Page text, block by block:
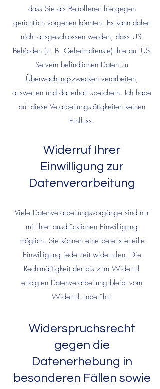
dass Sie als Betroffener hiergegen
gerichtlich vorgehen könnten. Es kann daher
nicht ausgeschlossen werden, dass US-
Behörden (z. B. Geheimdienste) Ihre auf US-
Servern befindlichen Daten zu
Überwachungszwecken verarbeiten,
auswerten und dauerhaft speichern. Ich habe
auf diese Verarbeitungstätigkeiten keinen
Einfluss.
Widerruf Ihrer
Einwilligung zur
Datenverarbeitung
Viele Datenverarbeitungsvorgänge sind nur
mit Ihrer ausdrücklichen Einwilligung
möglich. Sie können eine bereits erteilte
Einwilligung jederzeit widerrufen. Die
Rechtmäßigkeit der bis zum Widerruf
erfolgten Datenverarbeitung bleibt vom
Widerruf unberührt.
Widerspruchsrecht
gegen die
Datenerhebung in
besonderen Fällen sowie